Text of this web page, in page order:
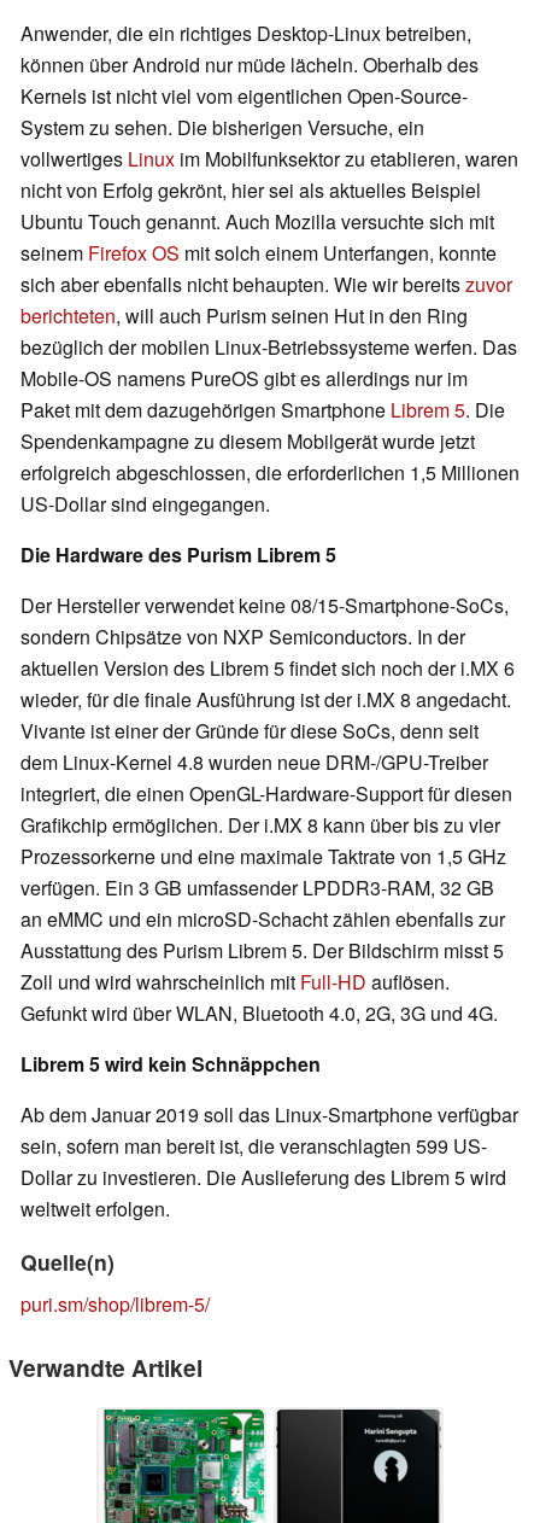
Anwender, die ein richtiges Desktop-Linux betreiben,
können über Android nur müde lächeln. Oberhalb des
Kernels ist nicht viel vom eigentlichen Open-Source-
System zu sehen. Die bisherigen Versuche, ein
vollwertiges Linux im Mobilfunksektor zu etablieren, waren
nicht von Erfolg gekrönt, hier sei als aktuelles Beispiel
Ubuntu Touch genannt. Auch Mozilla versuchte sich mit
seinem Firefox OS mit solch einem Unterfangen, konnte
sich aber ebenfalls nicht behaupten. Wie wir bereitszuvor
berichteten, will auch Purism seinen Hut in den Ring
bezüglich der mobilen Linux-Betriebssysteme werfen. Das
Mobile-OS namens PureOS gibt es allerdings nur im
Paket mit dem dazugehörigen Smartphone Librem 5. Die
Spendenkampagne zu diesem Mobilgerät wurde jetzt
erfolgreich abgeschlossen, die erforderlichen 1,5 Millionen
US-Dollar sind eingegangen.
Die Hardware des Purism Librem 5
Der Hersteller verwendet keine 08/15-Smartphone-SoCs,
sondern Chipsätze von NXP Semiconductors. In der
aktuellen Version des Librem 5 findet sich noch der i.MX 6
wieder, für die finale Ausführung ist der i.MX 8 angedacht.
Vivante ist einer der Gründe für diese SoCs, denn seit
dem Linux-Kernel 4.8 wurden neue DRM-/GPU-Treiber
integriert, die einen OpenGL-Hardware-Support für diesen
Grafikchip ermöglichen. Der i.MX 8 kann über bis zu vier
Prozessorkerne und eine maximale Taktrate von 1,5 GHz
verfügen. Ein 3 GB umfassender LPDDR3-RAM, 32 GB
an eMMC und ein microSD-Schacht zählen ebenfalls zur
Ausstattung des Purism Librem 5. Der Bildschirm misst 5
Zoll und wird wahrscheinlich mit Full-HD auflösen.
Gefunkt wird über WLAN, Bluetooth 4.0, 2G, 3G und 4G.
Librem 5 wird kein Schnäppchen
Ab dem Januar 2019 soll das Linux-Smartphone verfügbar
sein, sofern man bereit ist, die veranschlagten 599 US-
Dollar zu investieren. Die Auslieferung des Librem 5 wird
weltweit erfolgen.
Quelle(n)
puri.sm/shop/librem-5/
Verwandte Artikel